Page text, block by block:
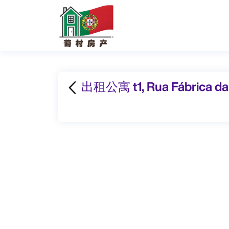
出租公寓 t1, Rua Fábrica